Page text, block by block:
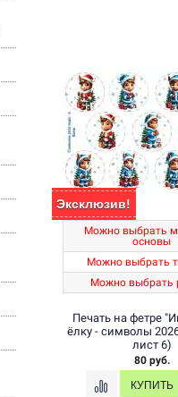
Эксклюзив!
Можно выбрать
основы
Можно выбрать
Можно выбрать
Печать на фетре
ёлку - символы
лист 6)
80 руб.